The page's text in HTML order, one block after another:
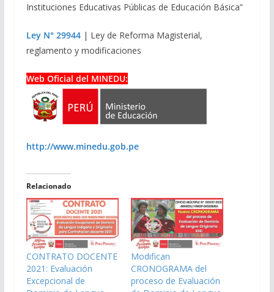
Instituciones Educativas Públicas de Educación Básica”
Ley N° 29944| Ley de Reforma Magisterial,
reglamento y modificaciones
Web Oficial del MINEDU:
http://www.minedu.gob.pe
Relacionado
CONTRATO DOCENTE
2021: Evaluación
Excepcional de
Modifican
CRONOGRAMA del
proceso de Evaluación